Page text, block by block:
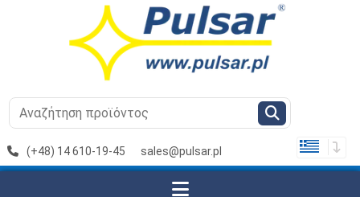
(+48) 14 610-19-45 sales@pulsar.pl